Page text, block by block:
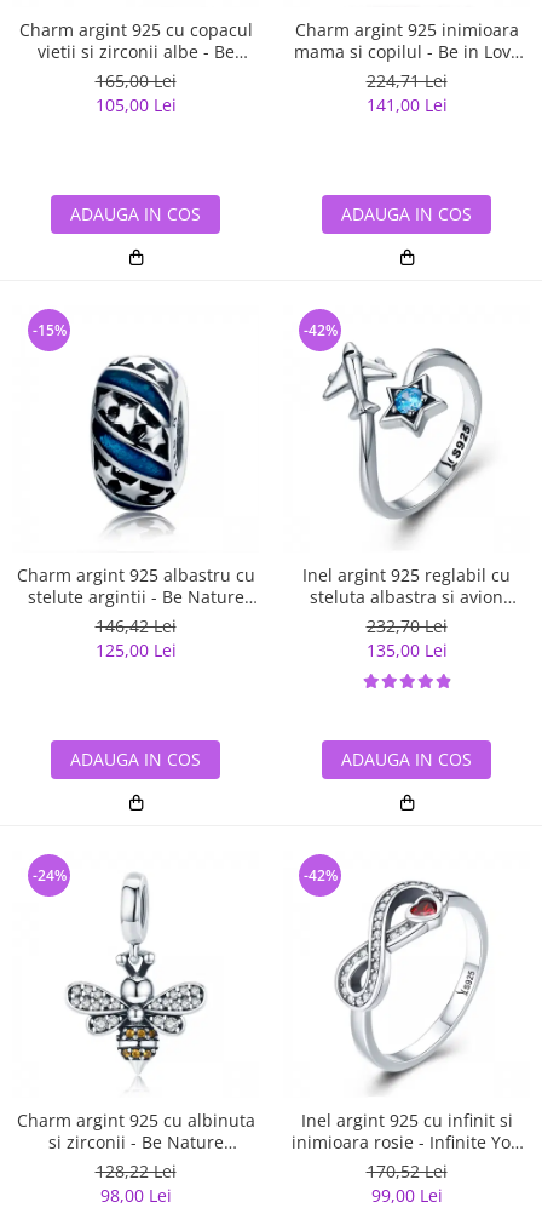
Charm argint 925 cu copacul
vietii si zirconii albe - Be
Nature PST0120
165,00 Lei
105,00 Lei
ADAUGA IN COS
Charm argint 925 inimioara
mama si copilul - Be in Love
PST0122
224,71 Lei
141,00 Lei
ADAUGA IN COS
Charm argint 925 albastru cu
stelute argintii - Be Nature
PST0123
146,42 Lei
125,00 Lei
-15%
ADAUGA IN COS
Inel argint 925 reglabil cu
steluta albastra si avion
argintiu - Be Nature IST0047
232,70 Lei
135,00 Lei
-42%
ADAUGA IN COS
Charm argint 925 cu albinuta
si zirconii - Be Nature
PST0143
128,22 Lei
98,00 Lei
-24%
Inel argint 925 cu infinit si
inimioara rosie - Infinite You
IST0062
170,52 Lei
99,00 Lei
-42%